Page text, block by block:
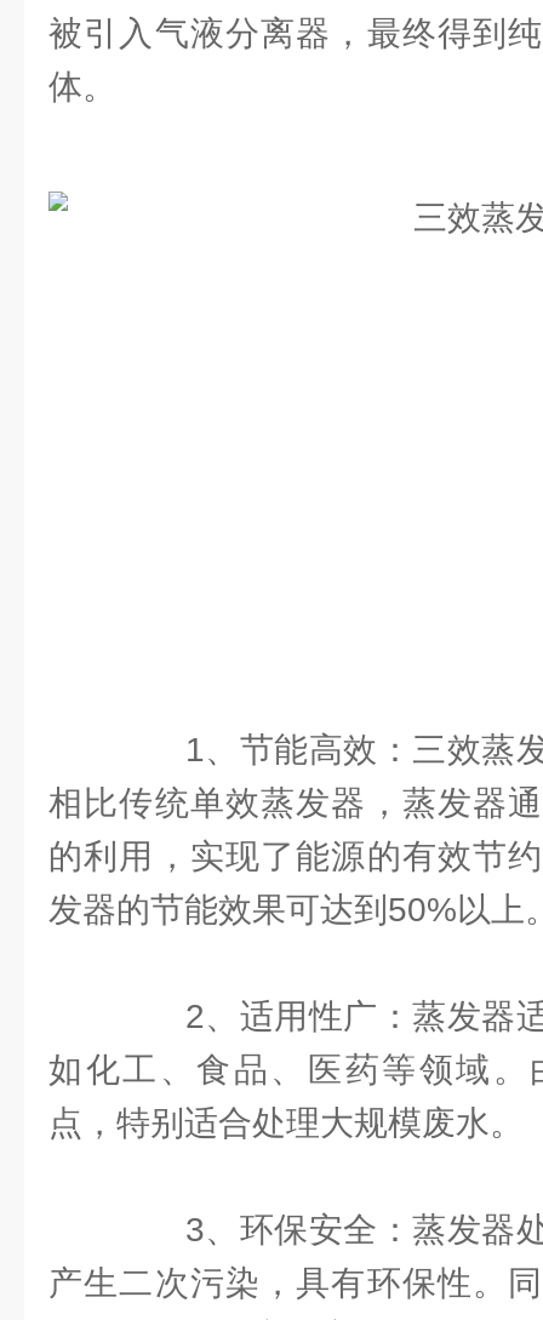
被引入气液分离器，最终得到
体。
1、节能高效：三效蒸发
相比传统单效蒸发器，蒸发器
的利用，实现了能源的有效节
发器的节能效果可达到50%以上
2、适用性广：蒸发器适
如化工、食品、医药等领域。
点，特别适合处理大规模废水。
3、环保安全：蒸发器处
产生二次污染，具有环保性。